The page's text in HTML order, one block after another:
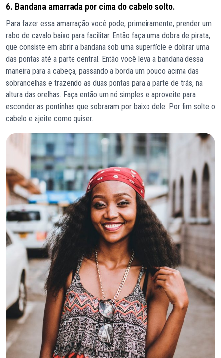
6. Bandana amarrada por cima do cabelo solto.
Para fazer essa amarração você pode, primeiramente, prender um
rabo de cavalo baixo para facilitar. Então faça uma dobra de pirata,
que consiste em abrir a bandana sob uma superfície e dobrar uma
das pontas até a parte central. Então você leva a bandana dessa
maneira para a cabeça, passando a borda um pouco acima das
sobrancelhas e trazendo as duas pontas para a parte de trás, na
altura das orelhas. Faça então um nó simples e aproveite para
esconder as pontinhas que sobraram por baixo dele. Por fim solte o
cabelo e ajeite como quiser.